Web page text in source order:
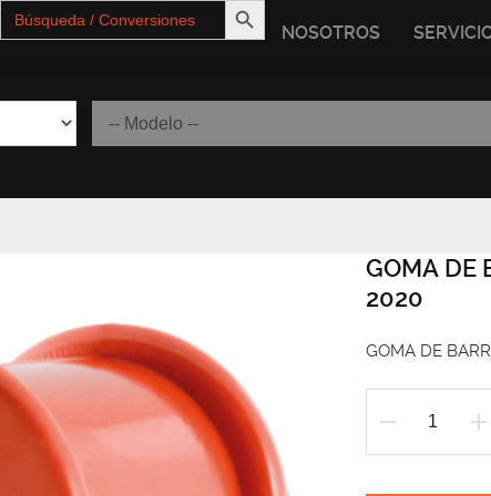
Search
for:
NOSOTROS
GOMA DE
2020
GOMA DE
GOMA